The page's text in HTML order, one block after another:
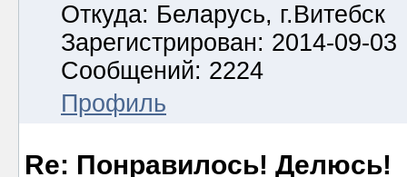
Откуда: Беларусь, г.Витебск
Зарегистрирован: 2014-09-03
Сообщений: 2224
Профиль
Re: Понравилось! Делюсь!